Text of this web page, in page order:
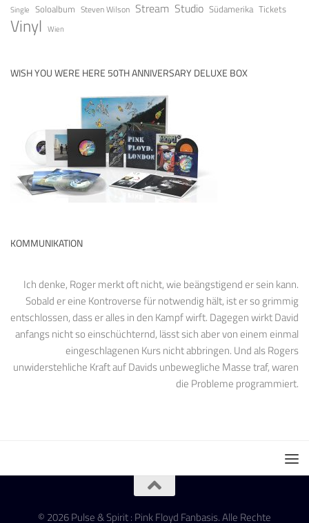
Single Soloalbum Steven Wilson Stream Studio Südamerika Tickets
Vinyl Wien
WISH YOU WERE HERE 50TH ANNIVERSARY DELUXE BOX
KOMMUNIKATION
Ich denke, Roger merkt oft nicht, wie beängstigend er sein kann.
Sobald er eine Kontroverse für notwendig hält, ist er so grimmig
entschlossen, dass er alles in den Kampf wirft. Dagegen wirkt David
anfangs nicht so einschüchternd, lässt sich aber von einem einmal
eingeschlagenen Kurs nicht abbringen. Und als Rogers
unwiderstehliche Kraft auf Davids unbewegliche Masse traf, waren
die Probleme programmiert.
© 2026 Pulse & Spirit : Pink Floyd Fanbasis. Alle Rechte